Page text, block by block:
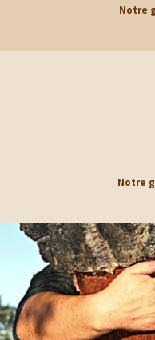
Notre
Notre
Fabricant de